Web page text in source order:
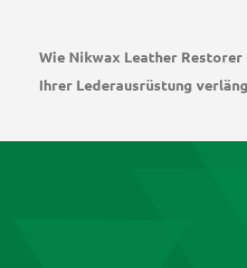
Wie Nikwax Leather Restorer
Ihrer Lederausrüstung